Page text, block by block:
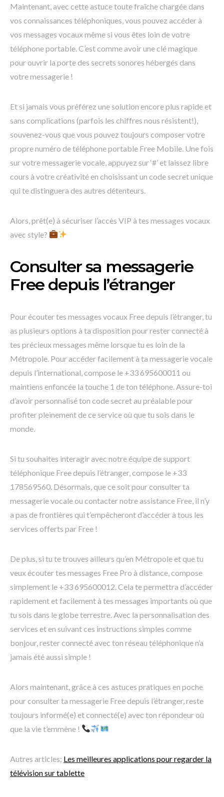
Maintenant, avec cette astuce toute fraîche chargée dans
vos connaissances téléphoniques, vous pouvez accéder à
vos messages vocaux même si vous êtes loin de votre
téléphone portable. C’est comme avoir une clé magique
pour ouvrir la porte des secrets sonores hébergés dans
votre messagerie !
Et si jamais vous préférez une solution encore plus rapide et
sans complications (parfois les chiffres nous résistent!),
souvenez-vous que vous pouvez toujours composer votre
propre numéro de téléphone portable Free Mobile. Une fois
sur votre messagerie vocale, appuyez sur ‘#’ et laissez libre
cours à votre créativité en choisissant un code secret unique
qui te distinguera des autres détenteurs.
Alors, prêt(e) à sécuriser l’accès VIP à tes messages vocaux
avec style?
Consulter sa messagerie
Free depuis l’étranger
Pour écouter tes messages vocaux Free depuis l’étranger, tu
as plusieurs options à ta disposition pour rester connecté à
tes précieux messages même lorsque tu es loin de la
Métropole. Pour accéder facilement à ta messagerie vocale
depuis l’international, compose le +33 695600011 ou
maintiens enfoncée la touche 1 de ton téléphone. Assure-toi
d’avoir personnalisé ton code secret au préalable pour
profiter pleinement de ce service où que tu sois dans le
monde.
Si tu souhaites interagir avec notre équipe de support
téléphonique Free depuis l’étranger, compose le +33
178569560. Désormais, que ce soit pour consulter ta
messagerie vocale ou contacter notre assistance Free, il n’y
a pas de frontières qui t’empêcheront d’accéder à tous les
services offerts par Free !
De plus, si tu te trouves ailleurs qu’en Métropole et que tu
veux écouter tes messages Free Pro à distance, compose
simplement le +33 695600012. Cela te permettra d’accéder
rapidement et facilement à tes messages importants où que
tu sois dans le globe terrestre. Avec la personnalisation des
services et en suivant ces instructions simples comme
bonjour, rester connecté avec ton réseau téléphonique n’a
jamais été aussi simple !
Alors maintenant, grâce à ces astuces pratiques en poche
pour consulter ta messagerie Free depuis l’étranger, reste
toujours informé(e) et connecté(e) avec ton répondeur où
que la vie t’emmène !
Autres articles: Les meilleures applications pour regarder la
télévision sur tablette